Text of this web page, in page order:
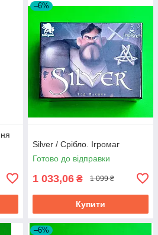
–6%
Silver / Срібло. Ігромаг
Готово до відправки
1 033,06 ₴ 1 099 ₴
Купити
–6%